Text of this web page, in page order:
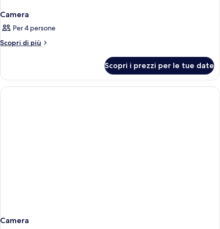
Camera
Per 4 persone
Scopri di più
Altri
Scopri i prezzi per le tue date
Camera